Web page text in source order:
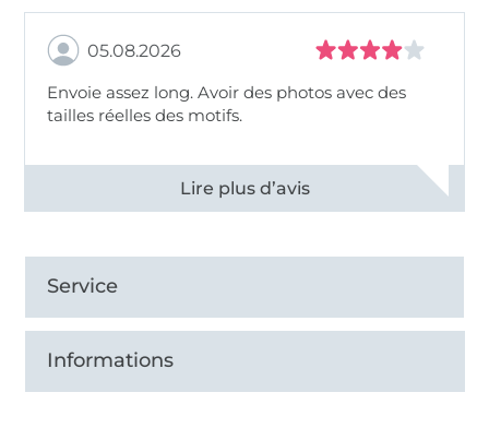
05.08.2026
Envoie assez long. Avoir des photos avec des
tailles réelles des motifs.
Voir tous les 11494 commentaires
Service
Informations